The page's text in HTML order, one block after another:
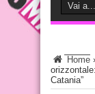
Home
Catania”